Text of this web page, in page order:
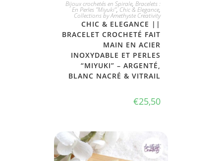
Bijoux crochetés en Spirale, Bracelets :
En Perles "Miyuki",Chic & Elegance,
Collections by Amethyste Creativity
CHIC & ELEGANCE ||
BRACELET CROCHETÉ FAIT
MAIN EN ACIER
INOXYDABLE ET PERLES
“MIYUKI” – ARGENTÉ,
BLANC NACRÉ & VITRAIL
€25,50